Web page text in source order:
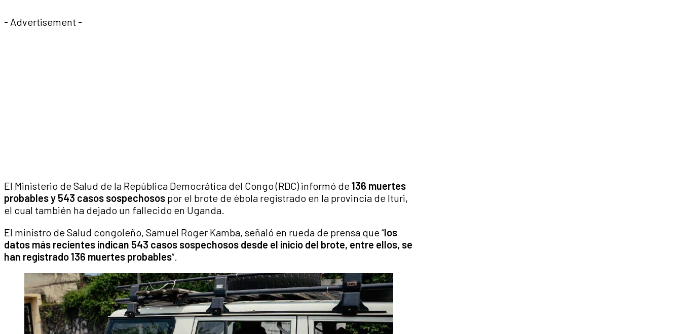
- Advertisement -
El Ministerio de Salud de la República Democrática del Congo (RDC) informó de136 muertes
probables y 543 casos sospechosos por el brote de ébola registrado en la provincia de Ituri,
el cual también ha dejado un fallecido en Uganda.
El ministro de Salud congoleño, Samuel Roger Kamba, señaló en rueda de prensa que “los
datos más recientes indican 543 casos sospechosos desde el inicio del brote, entre ellos, se
han registrado 136 muertes probables”.